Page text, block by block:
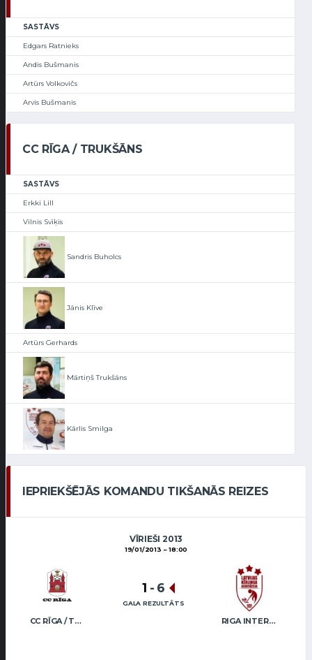
SASTĀVS
Edgars Ratnieks
Andis Bušmanis
Artūrs Volkovičs
Arvis Bušmanis
CC RĪGA / TRUKŠĀNS
SASTĀVS
Erkki Lill
Vilnis Svīķis
Sandris Buholcs
Jānis Klīve
Artūrs Gerhards
Mārtiņš Trukšāns
Kārlis Smilga
IEPRIEKŠĒJĀS KOMANDU TIKŠANĀS REIZES
VĪRIEŠI 2013
19/01/2013 18:00
CC RĪGA / TRUKŠĀNS RIGA INTERNATIONAL CURLING CLUB / GRAY
1 - 6
GALA REZULTĀTS